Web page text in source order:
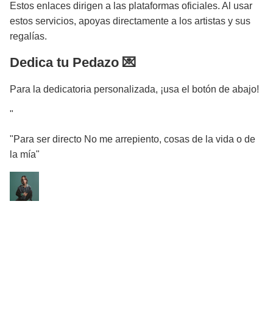
Estos enlaces dirigen a las plataformas oficiales. Al usar
estos servicios, apoyas directamente a los artistas y sus
regalías.
Dedica tu Pedazo 💌
Para la dedicatoria personalizada, ¡usa el botón de abajo!
"
"Para ser directo No me arrepiento, cosas de la vida o de
la mía"